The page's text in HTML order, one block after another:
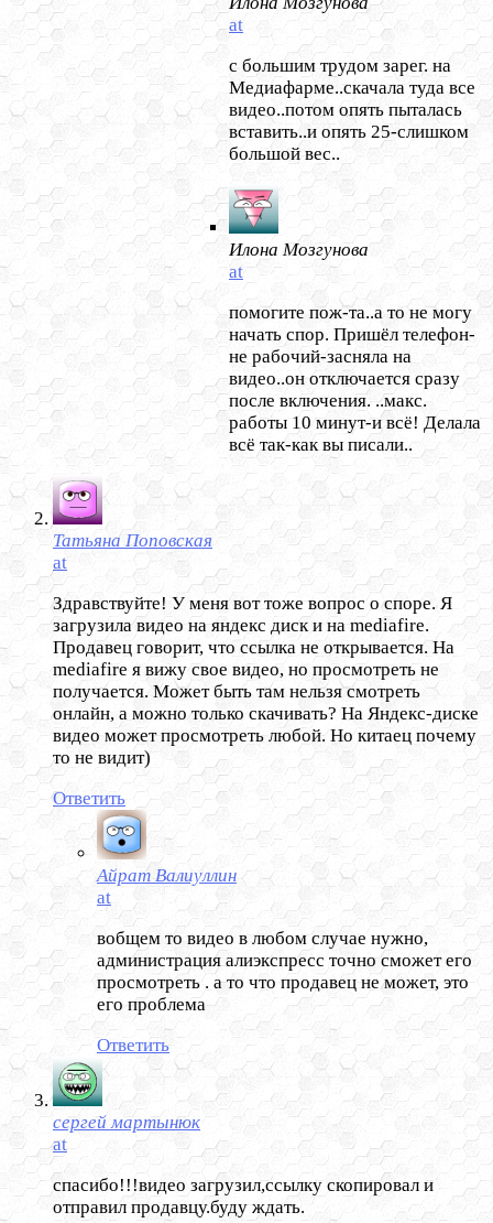
at
с большим трудом зарег. на
Медиафарме..скачала туда все
видео..потом опять пыталась
вставить..и опять 25-слишком
большой вес..
Илона Мозгунова
at
помогите пож-та..а то не могу
начать спор. Пришёл телефон-
не рабочий-засняла на
видео..он отключается сразу
после включения. ..макс.
работы 10 минут-и всё! Делала
всё так-как вы писали..
Татьяна Поповская
at
Здравствуйте! У меня вот тоже вопрос о споре. Я
загрузила видео на яндекс диск и на mediafire.
Продавец говорит, что ссылка не открывается. На
mediafire я вижу свое видео, но просмотреть не
получается. Может быть там нельзя смотреть
онлайн, а можно только скачивать? На Яндекс-диске
видео может просмотреть любой. Но китаец почему
то не видит)
Ответить
Айрат Валиуллин
at
вобщем то видео в любом случае нужно,
администрация алиэкспресс точно сможет его
просмотреть . а то что продавец не может, это
его проблема
Ответить
сергей мартынюк
at
спасибо!!!видео загрузил,ссылку скопировал и
отправил продавцу.буду ждать.